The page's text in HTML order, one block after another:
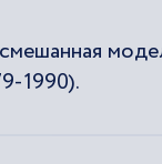
1990).